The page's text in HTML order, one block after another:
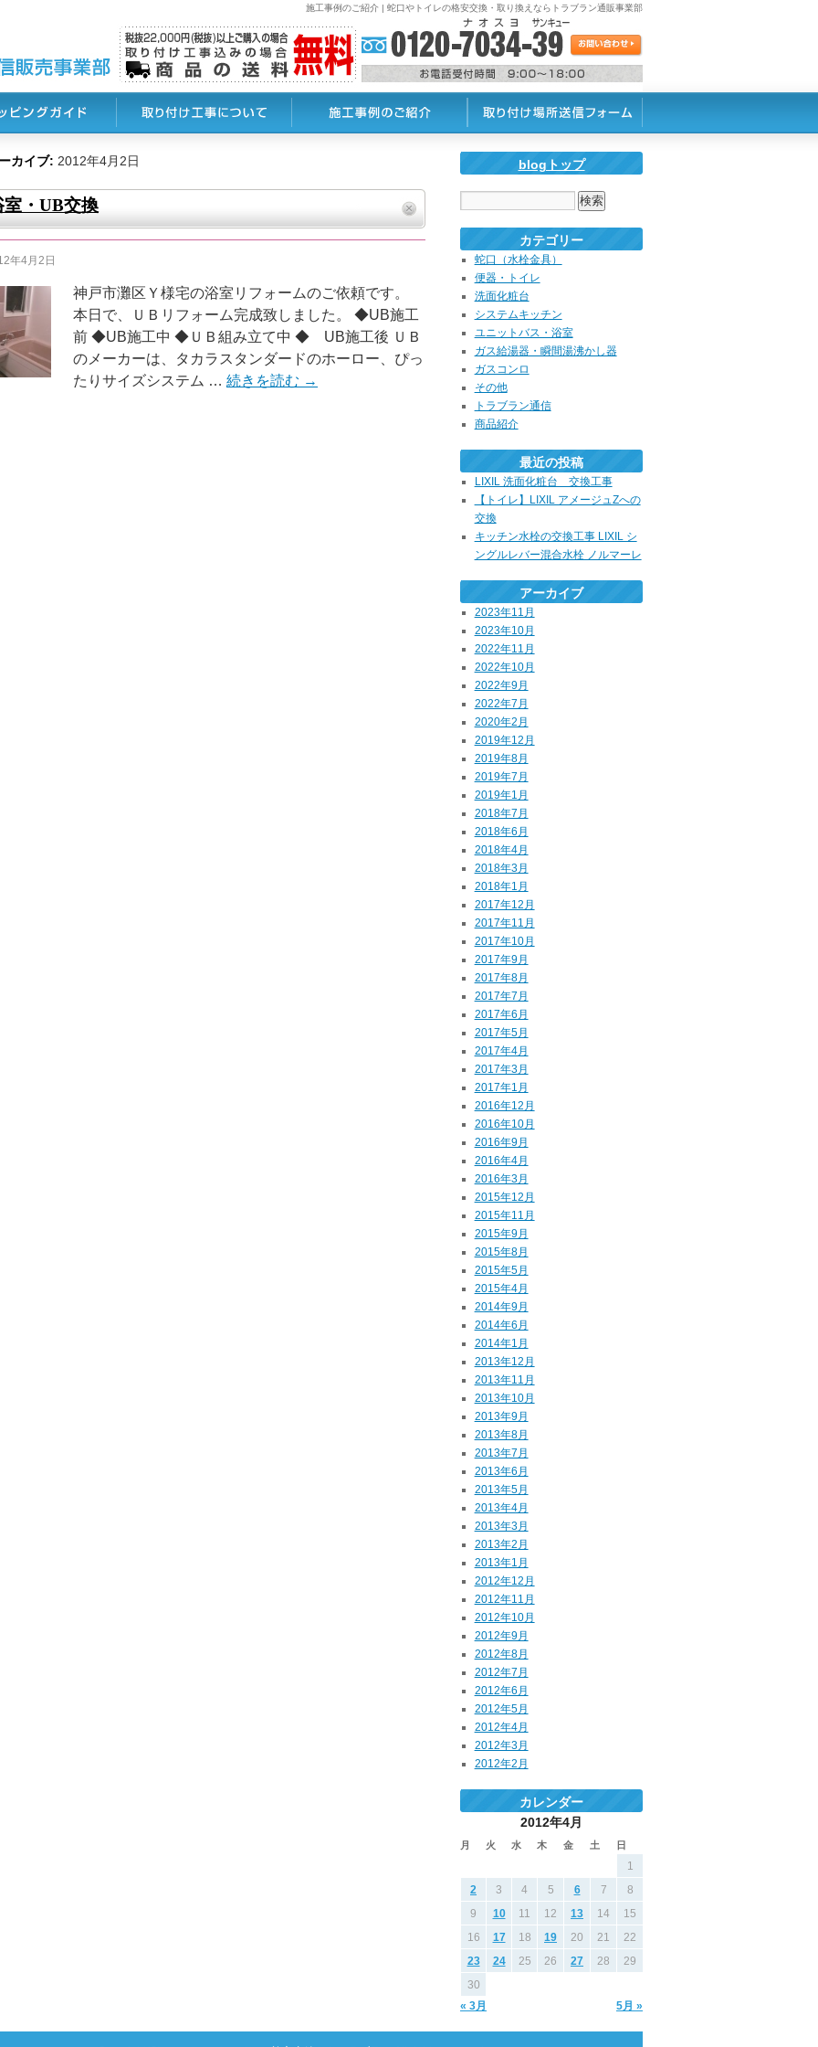
施工事例のご紹介 | 蛇口やトイレの格安交換・取り換えならトラブラン通販事業部
カイブ: 2012年4月2日
室・UB交換
年4月2日
神戸市灘区Ｙ様宅の浴室リフォームのご依頼です。
本日で、ＵＢリフォーム完成致しました。 ◆UB施工
前 ◆UB施工中 ◆ＵＢ組み立て中 ◆ UB施工後 ＵＢ
のメーカーは、タカラスタンダードのホーロー、ぴっ
たりサイズシステム … 続きを読む →
blogトップ
カテゴリー
蛇口（水栓金具）
便器・トイレ
洗面化粧台
システムキッチン
ユニットバス・浴室
ガス給湯器・瞬間湯沸かし器
ガスコンロ
その他
トラブラン通信
商品紹介
最近の投稿
LIXIL 洗面化粧台 交換工事
【トイレ】LIXIL アメージュZへの
交換
キッチン水栓の交換工事 LIXIL シ
ングルレバー混合水栓 ノルマーレ
アーカイブ
2023年11月
2023年10月
2022年11月
2022年10月
2022年9月
2022年7月
2020年2月
2019年12月
2019年8月
2019年7月
2019年1月
2018年7月
2018年6月
2018年4月
2018年3月
2018年1月
2017年12月
2017年11月
2017年10月
2017年9月
2017年8月
2017年7月
2017年6月
2017年5月
2017年4月
2017年3月
2017年1月
2016年12月
2016年10月
2016年9月
2016年4月
2016年3月
2015年12月
2015年11月
2015年9月
2015年8月
2015年5月
2015年4月
2014年9月
2014年6月
2014年1月
2013年12月
2013年11月
2013年10月
2013年9月
2013年8月
2013年7月
2013年6月
2013年5月
2013年4月
2013年3月
2013年2月
2013年1月
2012年12月
2012年11月
2012年10月
2012年9月
2012年8月
2012年7月
2012年6月
2012年5月
2012年4月
2012年3月
2012年2月
カレンダー
2012年4月
月 火 水 木 金 土 日
« 3月 5月 »
1
2
3 4 5 6 7
8
9
10 11 12 13 14
15
16
17 18 19 20 21
22
23
24 25 26 27 28
29
30